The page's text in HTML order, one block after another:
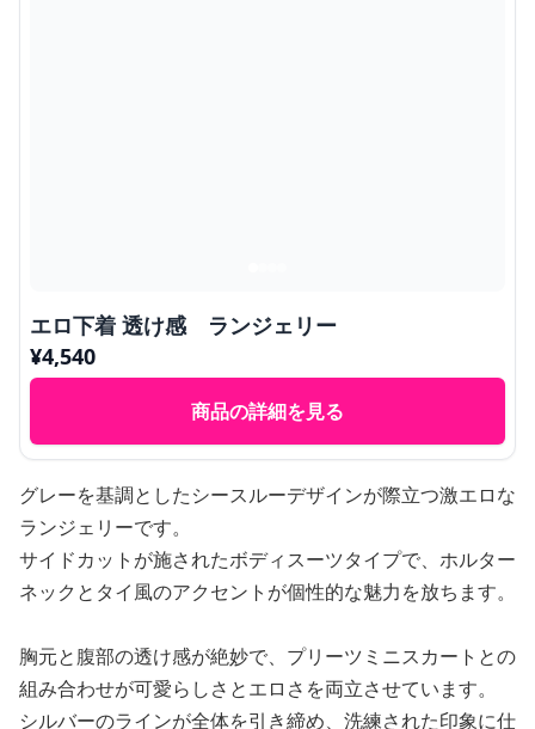
エロ下着 透け感 ランジェリー
¥4,540
商品の詳細を見る
グレーを基調としたシースルーデザインが際立つ激エロな
ランジェリーです。
サイドカットが施されたボディスーツタイプで、ホルター
ネックとタイ風のアクセントが個性的な魅力を放ちます。
胸元と腹部の透け感が絶妙で、プリーツミニスカートとの
組み合わせが可愛らしさとエロさを両立させています。
シルバーのラインが全体を引き締め、洗練された印象に仕